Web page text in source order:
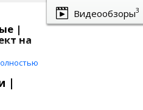
Видеообзоры3
|
на
очаги
|